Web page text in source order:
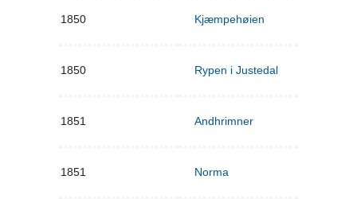
1850 Kjæmpehøien
1850 Rypen i Justedal
1851 Andhrimner
1851 Norma